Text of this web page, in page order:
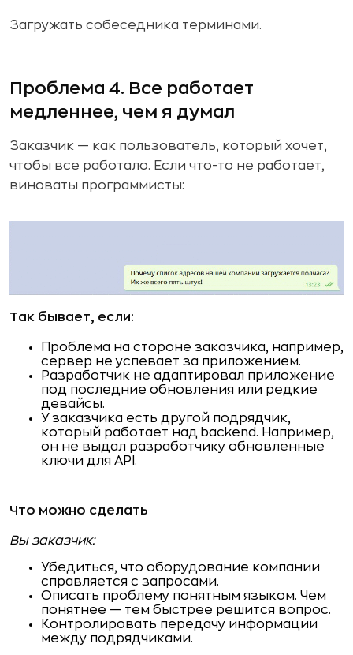
Загружать собеседника терминами.
Проблема 4. Все работает
медленнее, чем я думал
Заказчик — как пользователь, который хочет,
чтобы все работало. Если что-то не работает,
виноваты программисты:
Так бывает, если:
Проблема на стороне заказчика, например,
сервер не успевает за приложением.
Разработчик не адаптировал приложение
под последние обновления или редкие
девайсы.
У заказчика есть другой подрядчик,
который работает над backend. Например,
он не выдал разработчику обновленные
ключи для API.
Что можно сделать
Вы заказчик:
Убедиться, что оборудование компании
справляется с запросами.
Описать проблему понятным языком. Чем
понятнее — тем быстрее решится вопрос.
Контролировать передачу информации
между подрядчиками.